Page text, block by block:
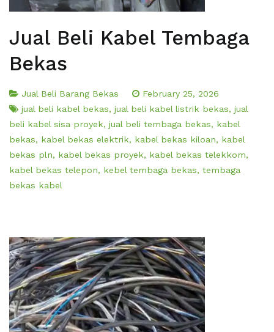
Jual Beli Kabel Tembaga
Bekas
Jual Beli Barang Bekas
February 25, 2026
jual beli kabel bekas, jual beli kabel listrik bekas, jual
beli kabel sisa proyek, jual beli tembaga bekas, kabel
bekas, kabel bekas elektrik, kabel bekas kiloan, kabel
bekas pln, kabel bekas proyek, kabel bekas telekkom,
kabel bekas telepon, kebel tembaga bekas, tembaga
bekas kabel